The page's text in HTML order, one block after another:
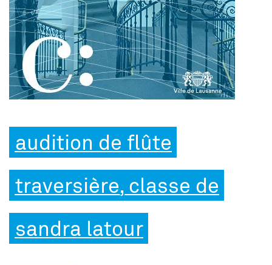
audition de flûte
traversière, classe de
sandra latour